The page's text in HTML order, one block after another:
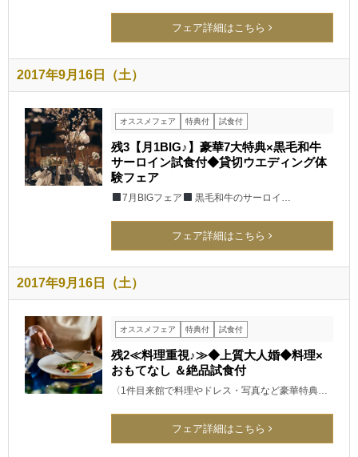
フェア詳細はこちら
2017年9月16日（土）
オススメフェア 特典付 試食付
残3【月1BIG♪】豪華7大特典×黒毛和牛
サーロイン試食付◆貸切ウエディング体
験フェア
7月BIGフェア 黒毛和牛のサーロイ…
フェア詳細はこちら
2017年9月16日（土）
オススメフェア 特典付 試食付
残2≪料理重視♪≫◆上質大人婚◆料理×
おもてなし ＆絶品試食付
〈1件目来館で料理やドレス・写真など豪華特典…
フェア詳細はこちら